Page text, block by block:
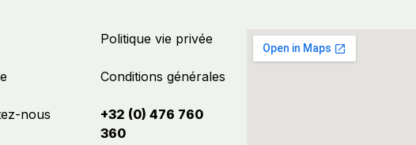
Politique vie privée
Conditions générales
+32 (0) 476 760
360
nous